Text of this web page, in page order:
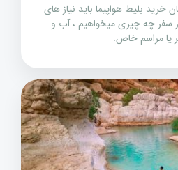
خرید بلیط هواپیما باید نیاز های
سفر چه چیزی میخواهیم ، آب و
یا مراسم خاص.